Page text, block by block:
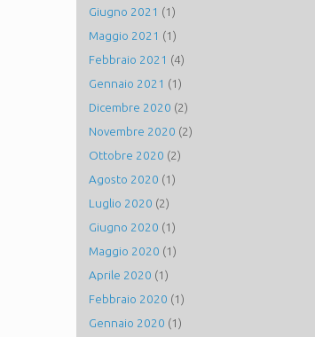
Giugno 2021 (1)
Maggio 2021 (1)
Febbraio 2021 (4)
Gennaio 2021 (1)
Dicembre 2020 (2)
Novembre 2020 (2)
Ottobre 2020 (2)
Agosto 2020 (1)
Luglio 2020 (2)
Giugno 2020 (1)
Maggio 2020 (1)
Aprile 2020 (1)
Febbraio 2020 (1)
Gennaio 2020 (1)